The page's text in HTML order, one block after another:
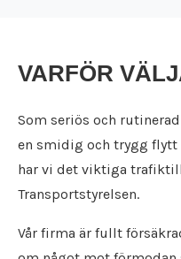
Flyttfirma Karlstad
Flyttfirma Köping
Flyttfirma
Flyttfirma Kumla
Flyttfirma Kungsör
Städfirma
Städfirma Köping
Städfirma Kungsängen
Städfirma Kungsör
VARFÖR
Som seriös och
en smidig och trygg
har vi det viktiga
Transportstyrelsen.
Vår firma är fullt